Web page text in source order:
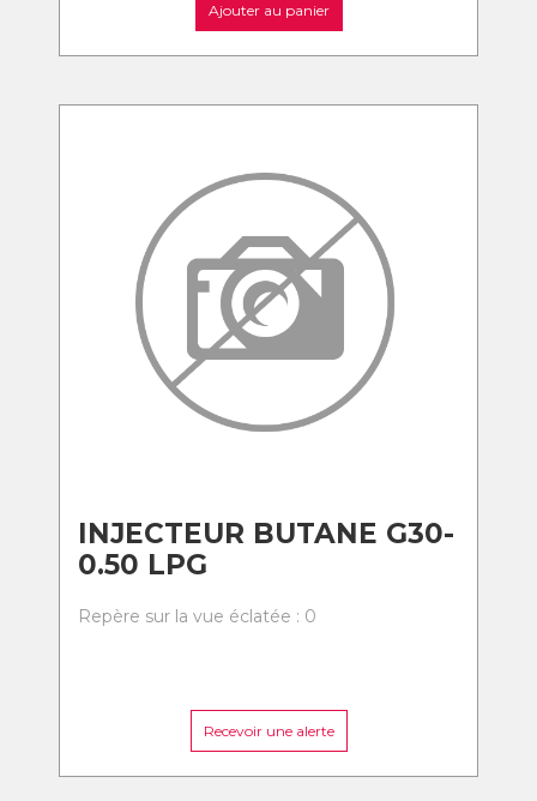
Ajouter au panier
INJECTEUR BUTANE G30-
0.50 LPG
Repère sur la vue éclatée : 0
Recevoir une alerte